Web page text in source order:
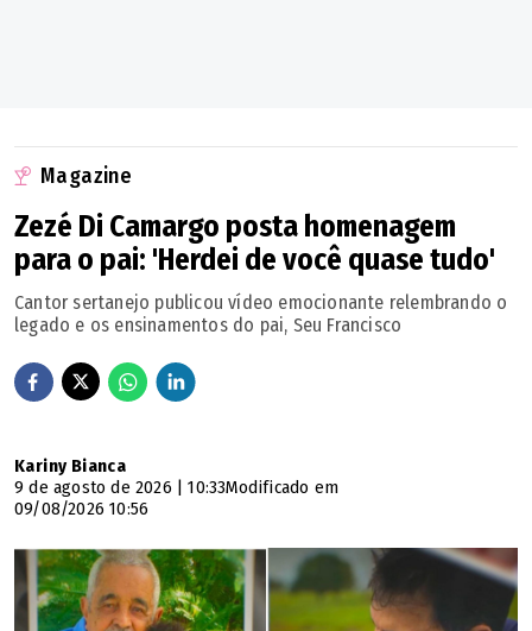
Itauçu
Itumbiara
Ivolândia
Jataí
Jaupaci
Jesúpolis
Magazine
Zezé Di Camargo posta homenagem
para o pai: 'Herdei de você quase tudo'
Cantor sertanejo publicou vídeo emocionante relembrando o
legado e os ensinamentos do pai, Seu Francisco
Kariny Bianca
9 de agosto de 2026 | 10:33Modificado em
09/08/2026 10:56